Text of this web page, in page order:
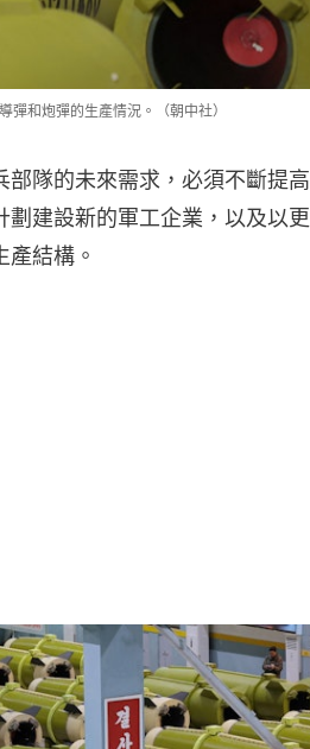
和炮彈的生產情況。（朝中社）
隊的未來需求，必須不斷提高
建設新的軍工企業，以及以更
結構。